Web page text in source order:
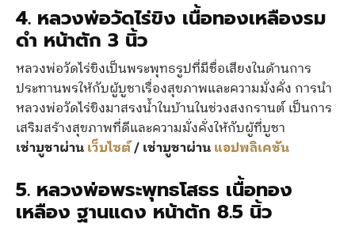
4. หลวงพ่อวัดไร่ขิง เนื้อทองเหลืองรม
ดำ หน้าตัก 3 นิ้ว
หลวงพ่อวัดไร่ขิงเป็นพระพุทธรูปที่มีชื่อเสียงในด้านการ
ประทานพรให้กับผู้บูชาเรื่องสุขภาพและความมั่งคั่ง การนำ
หลวงพ่อวัดไร่ขิงมาสรงน้ำในบ้านในช่วงสงกรานต์ เป็นการ
เสริมสร้างสุขภาพที่ดีและความมั่งคั่งให้กับผู้ที่บูชา
เช่าบูชาผ่านเว็บไซต์/ เช่าบูชาผ่านแอปพลิเคชัน
5. หลวงพ่อพระพุทธโสธร เนื้อทอง
เหลือง ฐานแดง หน้าตัก 8.5 นิ้ว